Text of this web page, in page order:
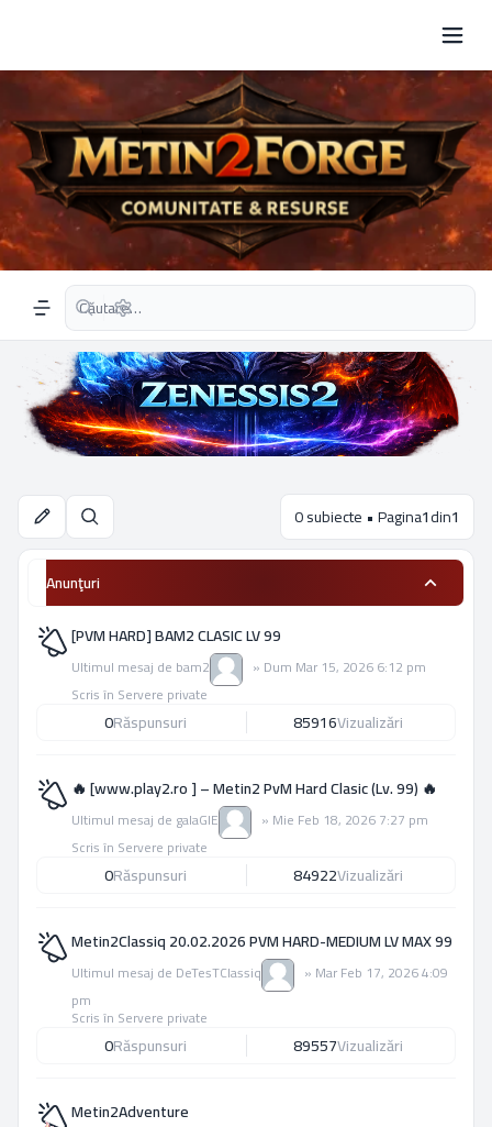
Navigation menu
Căutare avansată
Căutare 0 subiecte • Pagina1din1
Anunţuri
[PVM HARD] BAM2 CLASIC LV 99
Ultimul mesaj de bam2 » Dum Mar 15, 2026 6:12 pm
Scris în Servere private
0Răspunsuri 85916Vizualizări
🔥 [www.play2.ro ] – Metin2 PvM Hard Clasic (Lv. 99) 🔥
Ultimul mesaj de galaGIE » Mie Feb 18, 2026 7:27 pm
Scris în Servere private
0Răspunsuri 84922Vizualizări
Metin2Classiq 20.02.2026 PVM HARD-MEDIUM LV MAX 99
Ultimul mesaj de DeTesTClassiq » Mar Feb 17, 2026 4:09
pm
Scris în Servere private
0Răspunsuri 89557Vizualizări
Metin2Adventure